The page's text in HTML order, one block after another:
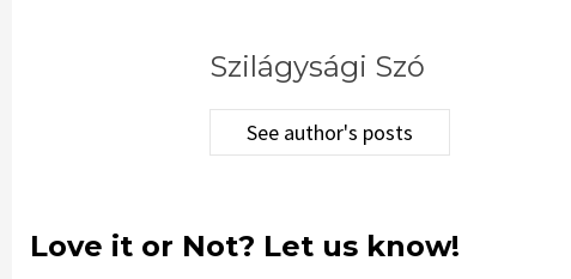
Szilágysági Szó
See author's posts
Love it or Not? Let us know!